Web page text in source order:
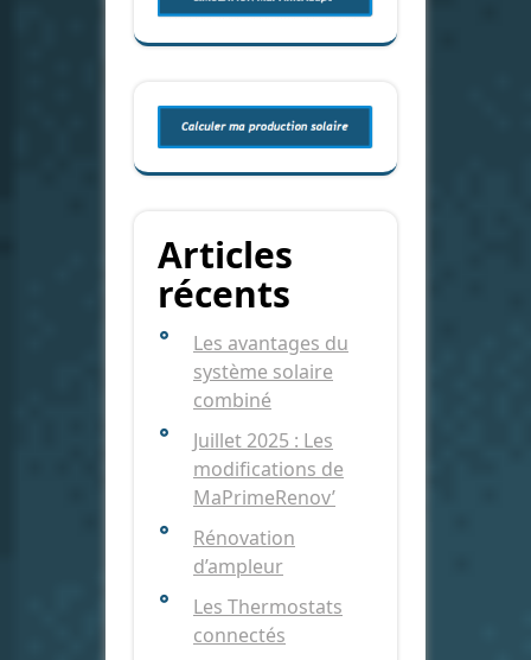
Articles
récents
Les avantages du
système solaire
combiné
Juillet 2025 : Les
modifications de
MaPrimeRenov’
Rénovation
d’ampleur
Les Thermostats
connectés